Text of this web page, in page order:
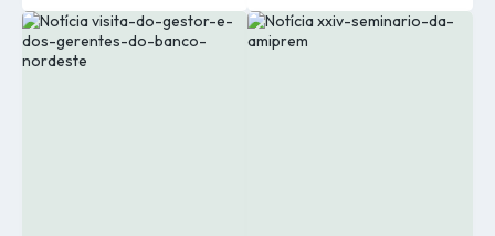
autoridades e toda a
comunidade para a
solenidade de inauguração
uma reunião institucional
com o prefeito Rodrigo
Dallas, o vice-prefeito